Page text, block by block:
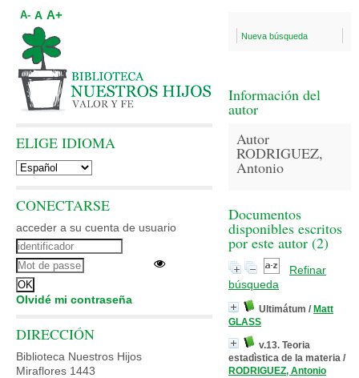
Nueva búsqueda
Información del
autor
Autor
RODRIGUEZ,
Antonio
Documentos
disponibles escritos
por este autor (2)
Refinar
búsqueda
Ultimátum / Matt
GLASS
v.13. Teoria
estadìstica de la materia /
RODRIGUEZ, Antonio
A- A A+
ELIGE IDIOMA
CONECTARSE
acceder a su cuenta de usuario
Olvidé mi contraseña
DIRECCIÓN
Biblioteca Nuestros Hijos
Miraflores 1443